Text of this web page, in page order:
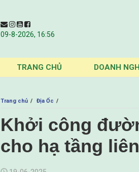
09-8-2026, 16:56
TRANG CHỦ DOANH
Trang chủ Địa Ốc
Khởi công
cho hạ tầng